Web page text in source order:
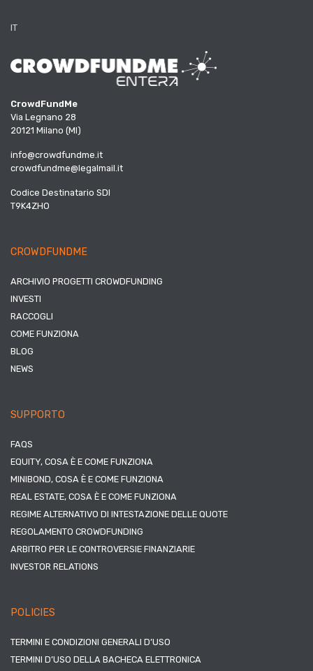
IT
CrowdFundMe
Via Legnano 28
20121 Milano (MI)
info@crowdfundme.it
crowdfundme@legalmail.it
Codice Destinatario SDI
T9K4ZHO
CROWDFUNDME
ARCHIVIO PROGETTI CROWDFUNDING
INVESTI
RACCOGLI
COME FUNZIONA
BLOG
NEWS
SUPPORTO
FAQS
EQUITY, COSA È E COME FUNZIONA
MINIBOND, COSA È E COME FUNZIONA
REAL ESTATE, COSA È E COME FUNZIONA
REGIME ALTERNATIVO DI INTESTAZIONE DELLE QUOTE
REGOLAMENTO CROWDFUNDING
ARBITRO PER LE CONTROVERSIE FINANZIARIE
INVESTOR RELATIONS
POLICIES
TERMINI E CONDIZIONI GENERALI D’USO
TERMINI D’USO DELLA BACHECA ELETTRONICA